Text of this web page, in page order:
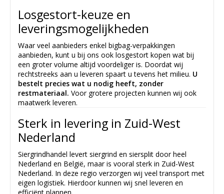
Losgestort-keuze en
leveringsmogelijkheden
Waar veel aanbieders enkel bigbag-verpakkingen
aanbieden, kunt u bij ons ook losgestort kopen wat bij
een groter volume altijd voordeliger is. Doordat wij
rechtstreeks aan u leveren spaart u tevens het milieu. U
bestelt precies wat u nodig heeft, zonder
restmateriaal. Voor grotere projecten kunnen wij ook
maatwerk leveren.
Sterk in levering in Zuid-West
Nederland
Siergrindhandel levert siergrind en siersplit door heel
Nederland en België, maar is vooral sterk in Zuid-West
Nederland. In deze regio verzorgen wij veel transport met
eigen logistiek. Hierdoor kunnen wij snel leveren en